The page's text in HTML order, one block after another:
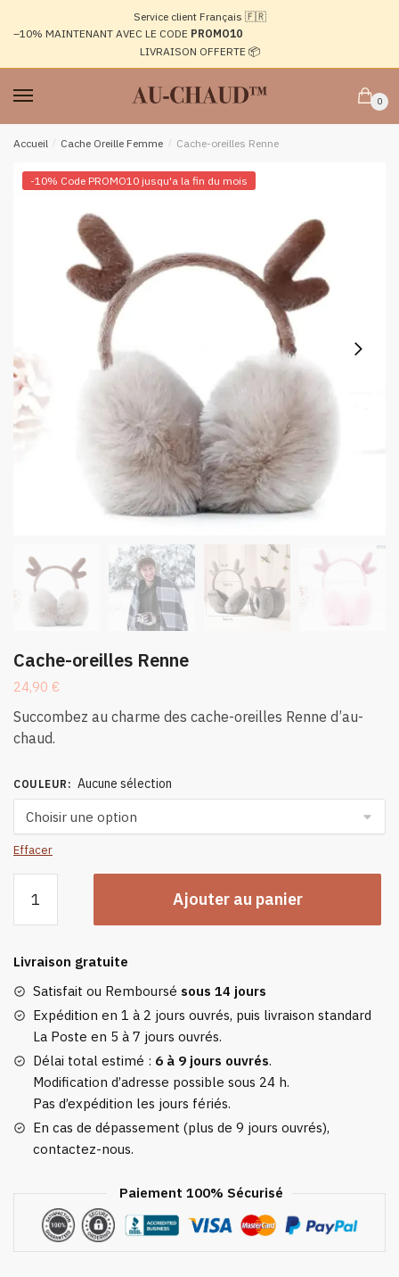
navigation
Service client Français 🇫🇷
–10% MAINTENANT AVEC LE CODE PROMO10
LIVRAISON OFFERTE 📦
0
Accueil / Cache Oreille Femme / Cache-oreilles Renne
-10% Code PROMO10 jusqu'a la fin du mois
Cache-oreilles Renne
24,90 €
Succombez au charme des cache-oreilles Renne d’au-
chaud.
COULEUR : Aucune sélection
Effacer
Cache-
Renne
Ajouter au panier
Livraison gratuite
Satisfait ou Remboursé sous 14 jours
Expédition en 1 à 2 jours ouvrés, puis livraison standard
La Poste en 5 à 7 jours ouvrés.
Délai total estimé : 6 à 9 jours ouvrés.
Modification d’adresse possible sous 24 h.
Pas d’expédition les jours fériés.
En cas de dépassement (plus de 9 jours ouvrés),
contactez-nous.
Paiement 100% Sécurisé